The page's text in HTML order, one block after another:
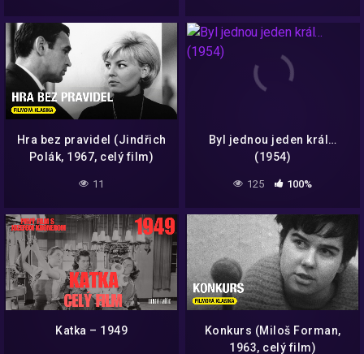
Hra bez pravidel (Jindřich
Polák, 1967, celý film)
11
Byl jednou jeden král…
(1954)
125 100%
Katka – 1949
Konkurs (Miloš Forman,
1963, celý film)